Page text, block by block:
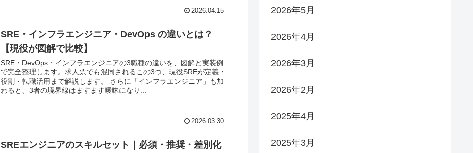
2026.04.15
SRE・インフラエンジニア・DevOps の違いとは？
【現役が図解で比較】
SRE・DevOps・インフラエンジニアの3職種の違いを、図解と実装例
で完全整理します。求人票でも混同されるこの3つ、現役SREが定義・
役割・転職活用まで解説します。 さらに「インフラエンジニア」も加
わると、3者の境界線はますます曖昧になり...
2026.03.30
SREエンジニアのスキルセット｜必須・推奨・差別化
2026年5月
2026年4月
2026年3月
2026年2月
2025年4月
2025年3月